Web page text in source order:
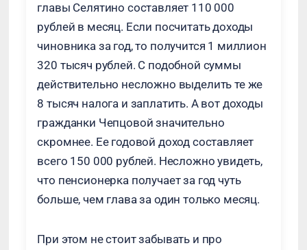
главы Селятино составляет 110 000
рублей в месяц. Если посчитать доходы
чиновника за год, то получится 1 миллион
320 тысяч рублей. С подобной суммы
действительно несложно выделить те же
8 тысяч налога и заплатить. А вот доходы
гражданки Чепцовой значительно
скромнее. Ее годовой доход составляет
всего 150 000 рублей. Несложно увидеть,
что пенсионерка получает за год чуть
больше, чем глава за один только месяц.
При этом не стоит забывать и про